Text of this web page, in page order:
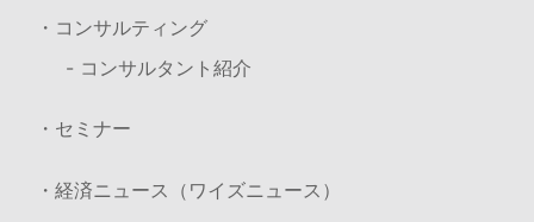
・コンサルティング
- コンサルタント紹介
・セミナー
・経済ニュース（ワイズニュース）